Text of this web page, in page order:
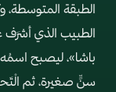
الطبقة المتوسطة،
الطبيب الذي أشرَف
باشا»، ليصبح
سنٍّ صغيرة، ثم